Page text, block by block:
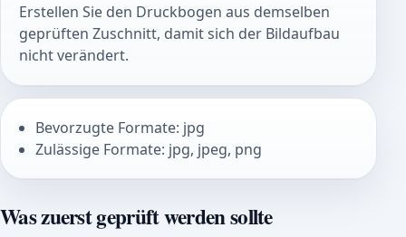
Erstellen Sie den Druckbogen aus demselben
geprüften Zuschnitt, damit sich der Bildaufbau
nicht verändert.
Bevorzugte Formate: jpg
Zulässige Formate: jpg, jpeg, png
Was zuerst geprüft werden sollte